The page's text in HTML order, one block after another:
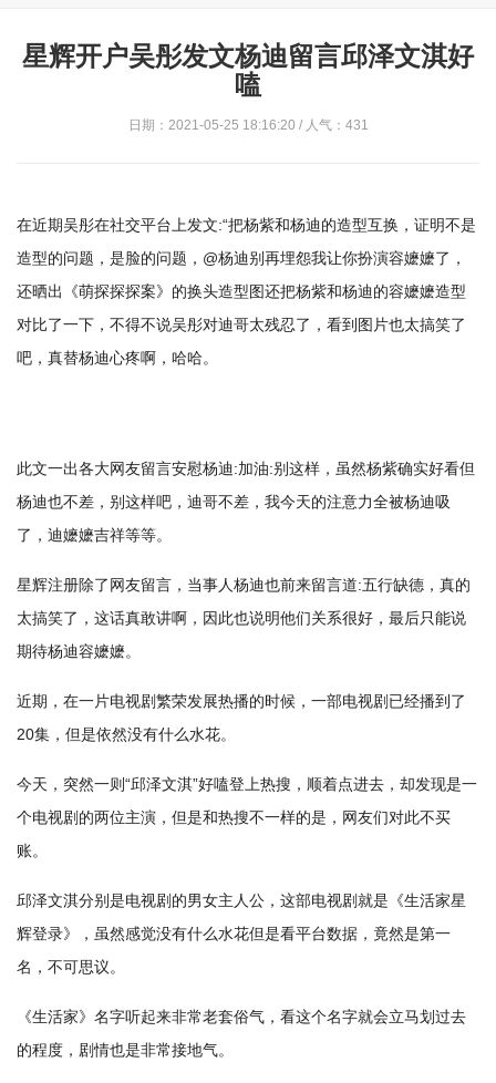
星辉开户吴彤发文杨迪留言邱泽文淇好
嗑
日期：2021-05-25 18:16:20 / 人气：431
在近期吴彤在社交平台上发文:“把杨紫和杨迪的造型互换，证明不是
造型的问题，是脸的问题，@杨迪别再埋怨我让你扮演容嬷嬷了，
还晒出《萌探探探案》的换头造型图还把杨紫和杨迪的容嬷嬷造型
对比了一下，不得不说吴彤对迪哥太残忍了，看到图片也太搞笑了
吧，真替杨迪心疼啊，哈哈。
此文一出各大网友留言安慰杨迪:加油:别这样，虽然杨紫确实好看但
杨迪也不差，别这样吧，迪哥不差，我今天的注意力全被杨迪吸
了，迪嬷嬷吉祥等等。
星辉注册除了网友留言，当事人杨迪也前来留言道:五行缺德，真的
太搞笑了，这话真敢讲啊，因此也说明他们关系很好，最后只能说
期待杨迪容嬷嬷。
近期，在一片电视剧繁荣发展热播的时候，一部电视剧已经播到了
20集，但是依然没有什么水花。
今天，突然一则“邱泽文淇”好嗑登上热搜，顺着点进去，却发现是一
个电视剧的两位主演，但是和热搜不一样的是，网友们对此不买
账。
邱泽文淇分别是电视剧的男女主人公，这部电视剧就是《生活家星
辉登录》，虽然感觉没有什么水花但是看平台数据，竟然是第一
名，不可思议。
《生活家》名字听起来非常老套俗气，看这个名字就会立马划过去
的程度，剧情也是非常接地气。